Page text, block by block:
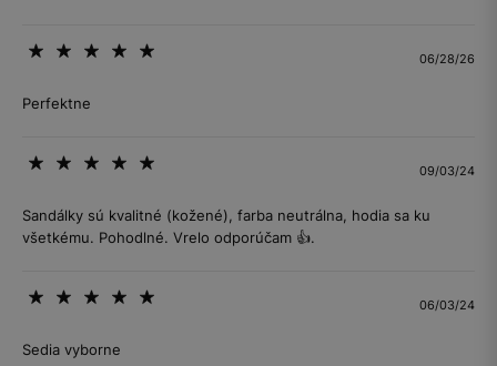
06/28/26
Perfektne
09/03/24
Sandálky sú kvalitné (kožené), farba neutrálna, hodia sa ku
všetkému. Pohodlné. Vrelo odporúčam 👍.
06/03/24
Sedia vyborne